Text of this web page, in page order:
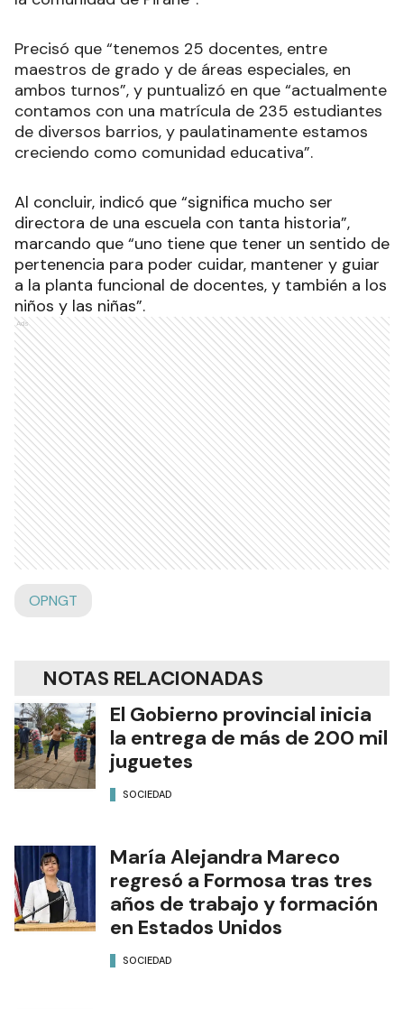
Precisó que “tenemos 25 docentes, entre
maestros de grado y de áreas especiales, en
ambos turnos”, y puntualizó en que “actualmente
contamos con una matrícula de 235 estudiantes
de diversos barrios, y paulatinamente estamos
creciendo como comunidad educativa”.
Al concluir, indicó que “significa mucho ser
directora de una escuela con tanta historia”,
marcando que “uno tiene que tener un sentido de
pertenencia para poder cuidar, mantener y guiar
a la planta funcional de docentes, y también a los
niños y las niñas”.
Ads
OPNGT
NOTAS RELACIONADAS
El Gobierno provincial inicia
la entrega de más de 200 mil
juguetes
SOCIEDAD
María Alejandra Mareco
regresó a Formosa tras tres
años de trabajo y formación
en Estados Unidos
SOCIEDAD